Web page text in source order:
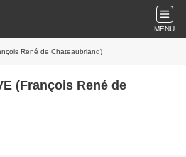
MENU
René de Chateaubriand)
(François René de